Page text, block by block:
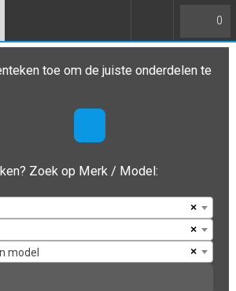
0
toe om de juiste onderdelen te
Zoek op Merk / Model:
×
×
×
model